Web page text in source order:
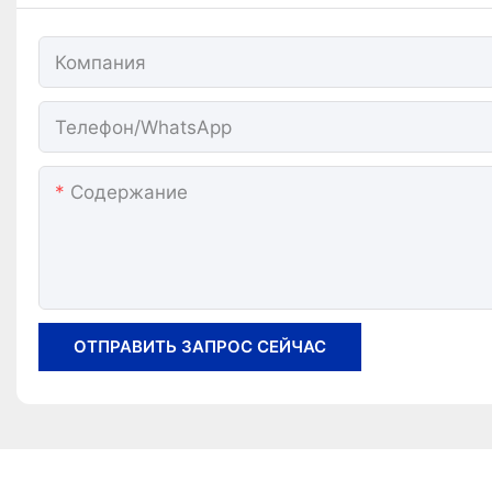
Компания
Телефон/WhatsApp
Содержание
ОТПРАВИТЬ ЗАПРОС СЕЙЧАС